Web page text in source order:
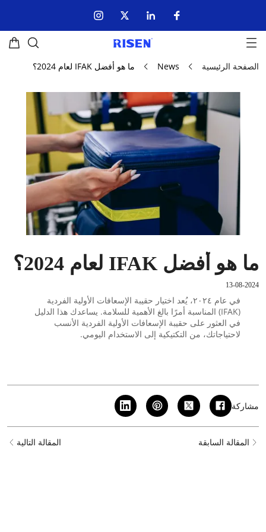
الصفحة الرئيسية News ما هو أفضل IFAK لعام 2024؟
ما هو أفضل IFAK لعام 2024؟
13-08-2024
في عام ٢٠٢٤، يُعد اختيار حقيبة الإسعافات الأولية الفردية
(IFAK) المناسبة أمرًا بالغ الأهمية للسلامة. يساعدك هذا الدليل
في العثور على حقيبة الإسعافات الأولية الفردية الأنسب
لاحتياجاتك، من التكتيكية إلى الاستخدام اليومي.
مشاركة
المقالة السابقة المقالة التالية